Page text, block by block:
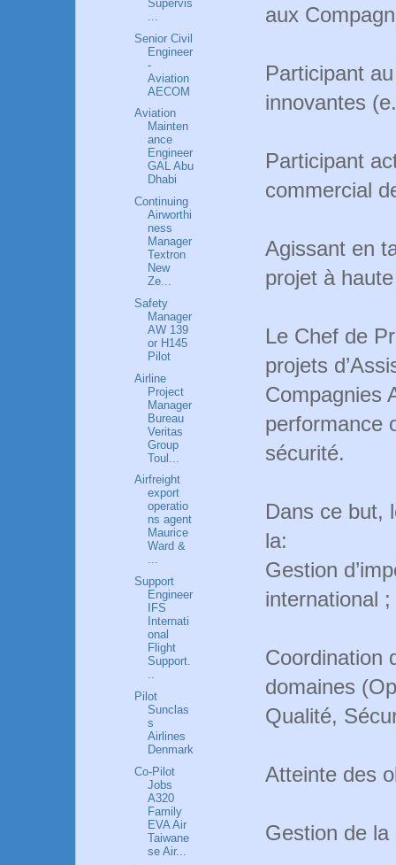
aux
Participant
innovantes
Participant
commercial
Agissant en
projet à
Le Chef de
projets
Compagnies
performance
sécurité.
Dans ce but,
la:
Gestion
international ;
Coordination
domaines
Qualité,
Atteinte des
Gestion de
Supervis
Senior Civil
Engineer
-
Aviation
AECOM
Aviation
Mainten
ance
Engineer
GAL Abu
Dhabi
Continuing
Airworthi
ness
Manager
Textron
New
Ze...
Safety
Manager
AW 139
or H145
Pilot
Airline
Project
Manager
Bureau
Veritas
Group
Toul...
Airfreight
export
operatio
ns agent
Maurice
Ward &
...
Support
Engineer
IFS
Internati
onal
Flight
Support.
..
Pilot
Sunclas
s
Airlines
Denmark
Co-Pilot
Jobs
A320
Family
EVA Air
Taiwane
se Air...